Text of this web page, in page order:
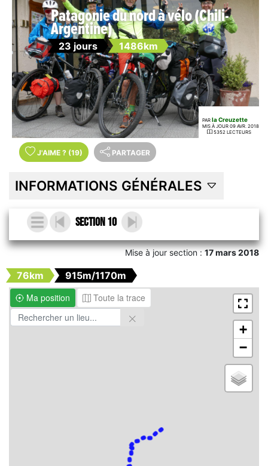
Patagonie du nord à vélo (Chili-
Argentine)
23 jours 1486km
PAR la Creuzette
MIS À JOUR 09 AVR. 2018
5352 LECTEURS
J'AIME ? (19) PARTAGER
INFORMATIONS GÉNÉRALES
Section 10
Mise à jour section :17 mars 2018
76km
915m/1170m
Ma position
Toute la trace
+
−